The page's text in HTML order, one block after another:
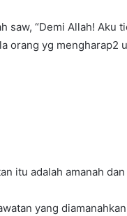
saw, “Demi Allah!
orang yg mengharap2
itu adalah amanah
yang